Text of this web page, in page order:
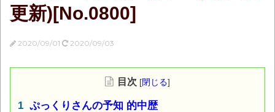
更新)[No.0800]
2020/09/01 2020/09/03
目次 [閉じる]
ぷっくりさんの予知 的中歴